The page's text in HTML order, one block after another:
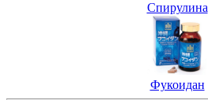
Спирулина
Фукоидан